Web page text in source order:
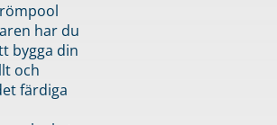
har du
bygga din
och
färdiga